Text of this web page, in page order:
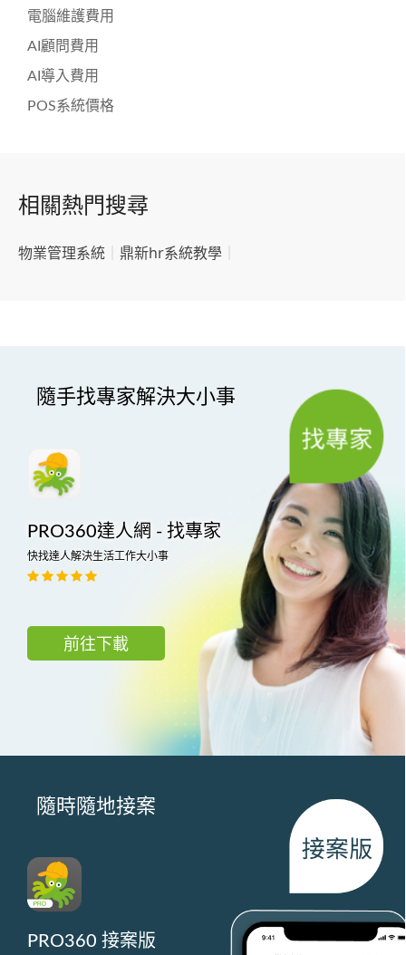
電腦維護費用
AI顧問費用
AI導入費用
POS系統價格
相關熱門搜尋
物業管理系統 鼎新hr系統教學
隨手找專家解決大小事
PRO360達人網 - 找專家
快找達人解決生活工作大小事
前往下載
隨時隨地接案
PRO360 接案版